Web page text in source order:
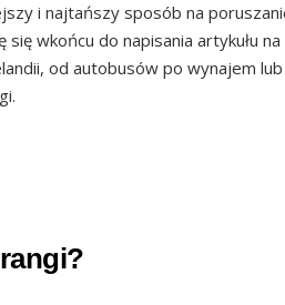
i najtańszy sposób na
wkońcu do napisania artykułu
od autobusów po wynajem lub